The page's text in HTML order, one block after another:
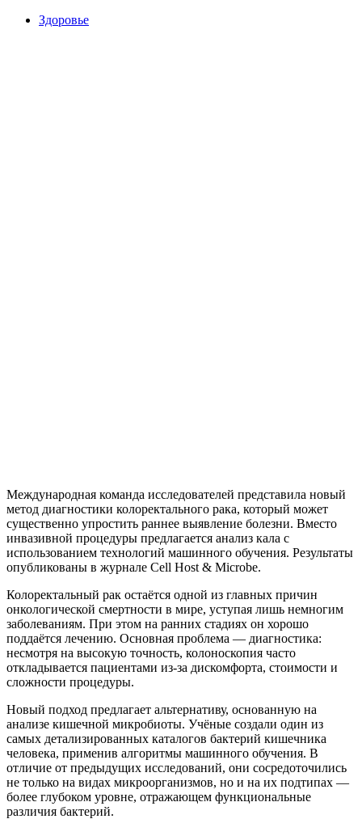
Здоровье
Международная команда исследователей представила новый
метод диагностики колоректального рака, который может
существенно упростить раннее выявление болезни. Вместо
инвазивной процедуры предлагается анализ кала с
использованием технологий машинного обучения. Результаты
опубликованы в журнале Cell Host & Microbe.
Колоректальный рак остаётся одной из главных причин
онкологической смертности в мире, уступая лишь немногим
заболеваниям. При этом на ранних стадиях он хорошо
поддаётся лечению. Основная проблема — диагностика:
несмотря на высокую точность, колоноскопия часто
откладывается пациентами из-за дискомфорта, стоимости и
сложности процедуры.
Новый подход предлагает альтернативу, основанную на
анализе кишечной микробиоты. Учёные создали один из
самых детализированных каталогов бактерий кишечника
человека, применив алгоритмы машинного обучения. В
отличие от предыдущих исследований, они сосредоточились
не только на видах микроорганизмов, но и на их подтипах —
более глубоком уровне, отражающем функциональные
различия бактерий.